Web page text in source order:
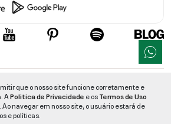
que o nosso site funcione corretamente e
APolitica de Privacidade e osTermos de Uso
navegar em nosso site, o usuário estará de
e políticas.